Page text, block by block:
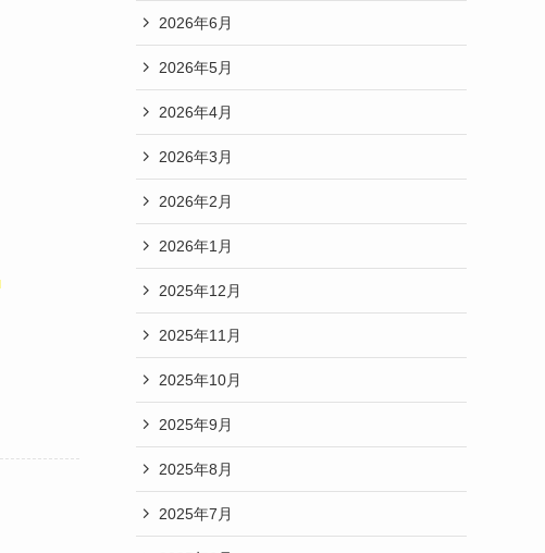
2026年6月
2026年5月
2026年4月
2026年3月
2026年2月
2026年1月
2025年12月
2025年11月
2025年10月
2025年9月
2025年8月
2025年7月